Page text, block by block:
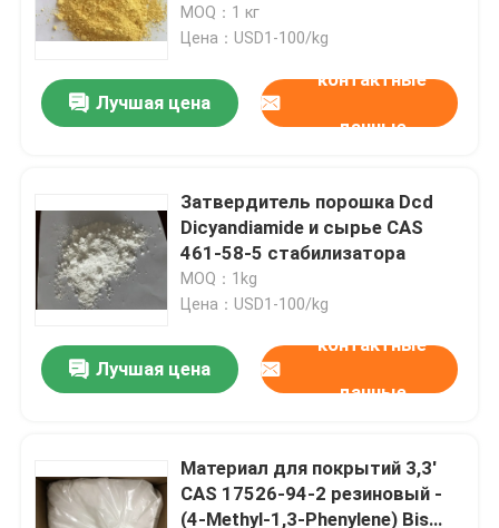
Дом
Видео
смоловых композитов и
связующего агента
MOQ：1 кг
Цена：USD1-100/kg
Лучшая цена
контактные
данные
Затвердитель порошка Dcd
Dicyandiamide и сырье CAS
461-58-5 стабилизатора
MOQ：1kg
Цена：USD1-100/kg
Лучшая цена
контактные
данные
Материал для покрытий 3,3'
CAS 17526-94-2 резиновый -
(4-Methyl-1,3-Phenylene) Bis